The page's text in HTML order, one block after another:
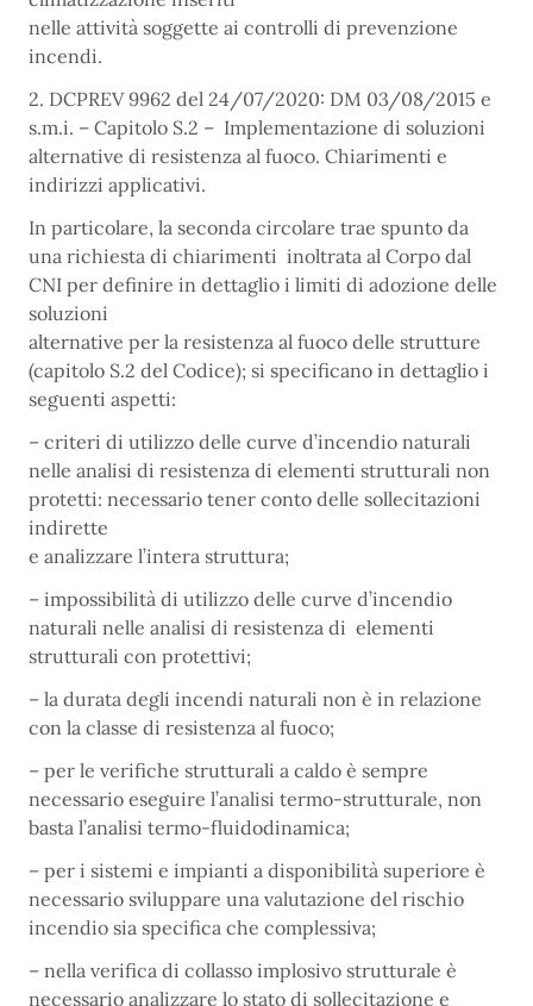
nelle attività soggette ai controlli di prevenzione
incendi.
2. DCPREV 9962 del 24/07/2020: DM 03/08/2015 e
s.m.i. – Capitolo S.2 – Implementazione di soluzioni
alternative di resistenza al fuoco. Chiarimenti e
indirizzi applicativi.
In particolare, la seconda circolare trae spunto da
una richiesta di chiarimenti inoltrata al Corpo dal
CNI per definire in dettaglio i limiti di adozione delle
soluzioni
alternative per la resistenza al fuoco delle strutture
(capitolo S.2 del Codice); si specificano in dettaglio i
seguenti aspetti:
– criteri di utilizzo delle curve d’incendio naturali
nelle analisi di resistenza di elementi strutturali non
protetti: necessario tener conto delle sollecitazioni
indirette
e analizzare l’intera struttura;
– impossibilità di utilizzo delle curve d’incendio
naturali nelle analisi di resistenza di elementi
strutturali con protettivi;
– la durata degli incendi naturali non è in relazione
con la classe di resistenza al fuoco;
– per le verifiche strutturali a caldo è sempre
necessario eseguire l’analisi termo-strutturale, non
basta l’analisi termo-fluidodinamica;
– per i sistemi e impianti a disponibilità superiore è
necessario sviluppare una valutazione del rischio
incendio sia specifica che complessiva;
– nella verifica di collasso implosivo strutturale è
necessario analizzare lo stato di sollecitazione e